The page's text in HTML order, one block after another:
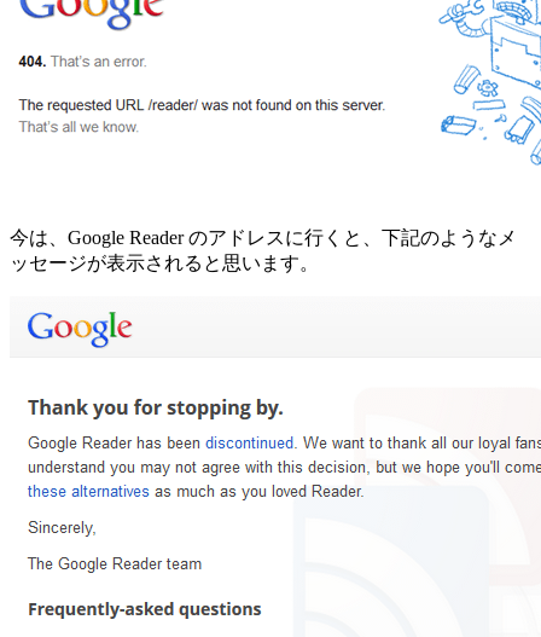
今は、Google Reader のアドレスに行くと、下記のようなメ
ッセージが表示されると思います。